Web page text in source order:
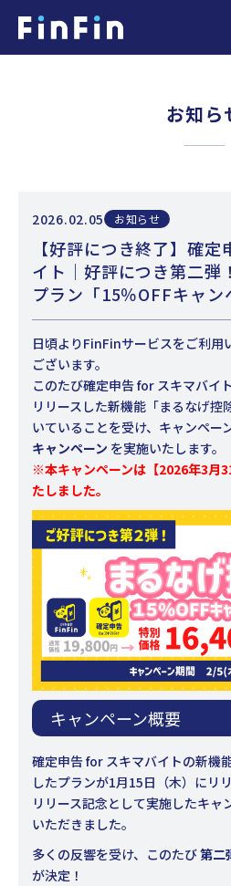
お知ら
2026.02.05 お知らせ
【好評につき終了】確
イト｜好評につき第二弾
プラン「15％OFFキャン
日頃よりFinFinサービスをご利用
ございます。
このたび確定申告 for スキマバイ
リリースした新機能「まるなげ控
いていることを受け、キャンペー
キャンペーン を実施いたします。
※本キャンペーンは【2026年3月
たしました。
キャンペーン概要
確定申告 for スキマバイトの新機
したプランが1月15日（木）にリリ
リリース記念として実施したキャ
いただきました。
多くの反響を受け、このたび第二
が決定！